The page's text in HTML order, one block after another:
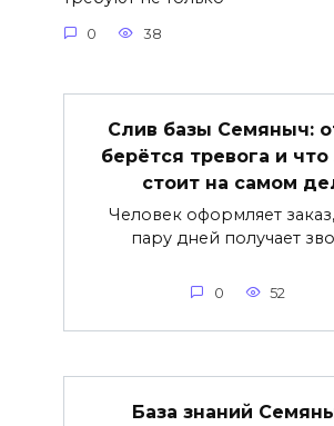
0 38
Слив базы Семяныч:
берётся тревога и что
стоит на самом
Человек оформляет
пару дней получает
0 52
База знаний